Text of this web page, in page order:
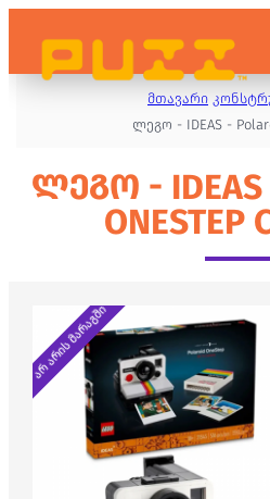
მთავარი
ლეგო - IDEAS -
ᲚᲔᲒᲝ - IDEAS
ONESTEP
არ არის მარაგში